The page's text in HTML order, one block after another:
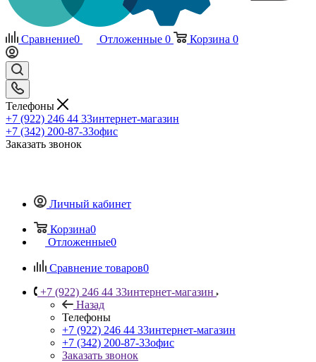
Сравнение0 Отложенные 0 Корзина 0
Телефоны
+7 (922) 246 44 33интернет-магазин
+7 (342) 200-87-33офис
Заказать звонок
Личный кабинет
Корзина0
Отложенные0
Сравнение товаров0
+7 (922) 246 44 33интернет-магазин
Назад
Телефоны
+7 (922) 246 44 33интернет-магазин
+7 (342) 200-87-33офис
Заказать звонок